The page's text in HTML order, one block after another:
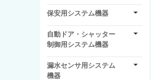
保安用システム機器
自動ドア・シャッター
制御用システム機器
漏水センサ用システム
機器